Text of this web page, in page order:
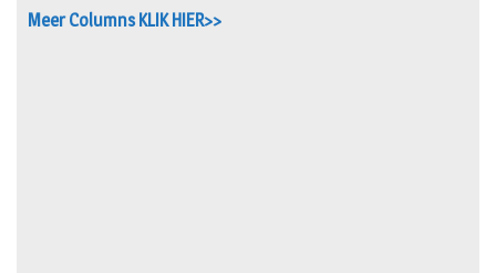
Meer Columns KLIK HIER>>